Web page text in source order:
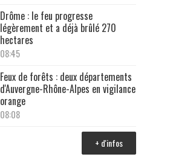
Drôme : le feu progresse
légèrement et a déjà brûlé 270
hectares
08:45
Feux de forêts : deux départements
d'Auvergne-Rhône-Alpes en vigilance
orange
08:08
+ d'infos